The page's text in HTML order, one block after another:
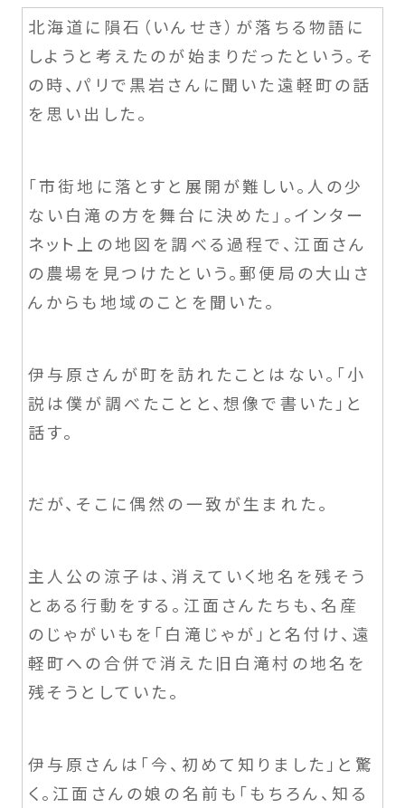
北海道に隕石（いんせき）が落ちる物語に
しようと考えたのが始まりだったという。そ
の時、パリで黒岩さんに聞いた遠軽町の話
を思い出した。
「市街地に落とすと展開が難しい。人の少
ない白滝の方を舞台に決めた」。インター
ネット上の地図を調べる過程で、江面さん
の農場を見つけたという。郵便局の大山さ
んからも地域のことを聞いた。
伊与原さんが町を訪れたことはない。「小
説は僕が調べたことと、想像で書いた」と
話す。
だが、そこに偶然の一致が生まれた。
主人公の涼子は、消えていく地名を残そう
とある行動をする。江面さんたちも、名産
のじゃがいもを「白滝じゃが」と名付け、遠
軽町への合併で消えた旧白滝村の地名を
残そうとしていた。
伊与原さんは「今、初めて知りました」と驚
く。江面さんの娘の名前も「もちろん、知る